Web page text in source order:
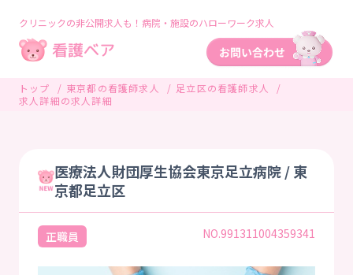
クリニックの非公開求人も！病院・施設のハローワーク求人
トップ 東京都の看護師求人
足立区の看護師求人
求人詳細の求人詳細
医療法人財団厚生協会東京足立病院 / 東
京都足立区
正職員 NO.991311004359341